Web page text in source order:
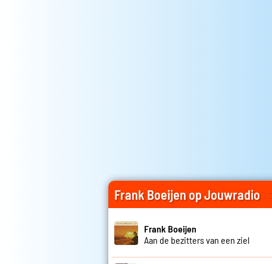
Frank Boeijen op Jouwradio
Frank Boeijen
Aan de bezitters van een ziel